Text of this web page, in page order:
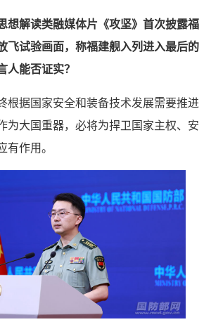
想解读类融媒体片《攻坚》首次披露福
飞试验画面，称福建舰入列进入最后的
人能否证实？
根据国家安全和装备技术发展需要推进
为大国重器，必将为捍卫国家主权、安
作用。